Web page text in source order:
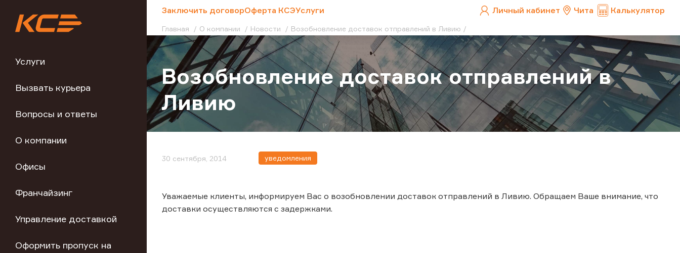
Услуги
Вызвать курьера
Вопросы и ответы
О компании
Офисы
Франчайзинг
Управление доставкой
Оформить пропуск на
Заключить договорОферта КСЭУслуги Личный кабинет Чита Калькулятор
Главная О компании Новости Возобновление доставок отправлений в Ливию
Возобновление доставок отправлений в
Ливию
30 сентября, 2014 уведомления
Уважаемые клиенты, информируем Вас о возобновлении доставок отправлений в Ливию. Обращаем Ваше внимание, что
доставки осуществляются с задержками.